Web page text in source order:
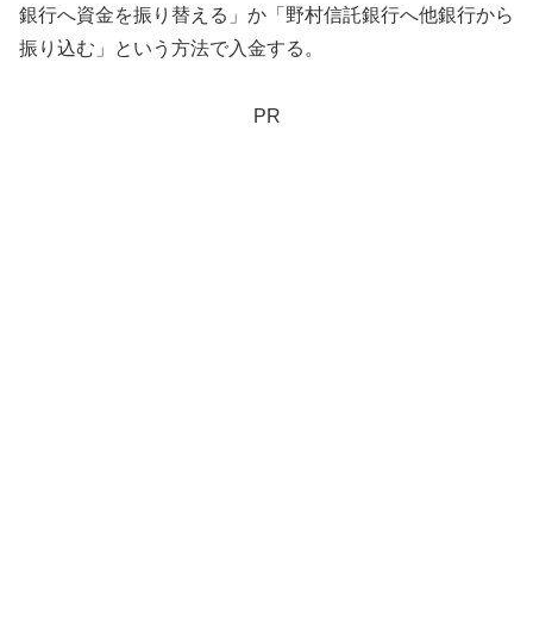
銀行へ資金を振り替える」か「野村信託銀行へ他銀行から
振り込む」という方法で入金する。
PR